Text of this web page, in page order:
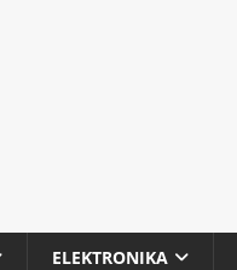
ELEKTRONIKA